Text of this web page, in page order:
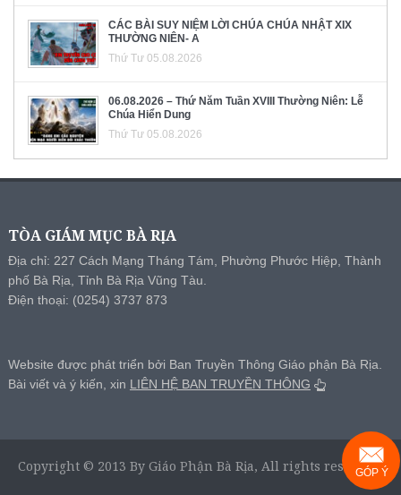
CÁC BÀI SUY NIỆM LỜI CHÚA CHÚA NHẬT XIX
THƯỜNG NIÊN- A
Thứ Tư 05.08.2026
06.08.2026 – Thứ Năm Tuần XVIII Thường Niên: Lễ
Chúa Hiển Dung
Thứ Tư 05.08.2026
TÒA GIÁM MỤC BÀ RỊA
Địa chỉ: 227 Cách Mạng Tháng Tám, Phường Phước Hiệp, Thành
phố Bà Rịa, Tỉnh Bà Rịa Vũng Tàu.
Điện thoại: (0254) 3737 873
Website được phát triển bởi Ban Truyền Thông Giáo phận Bà Rịa.
Bài viết và ý kiến, xin LIÊN HỆ BAN TRUYỀN THÔNG
Copyright © 2013 By Giáo Phận Bà Rịa, All rights reserved.
GÓP Ý